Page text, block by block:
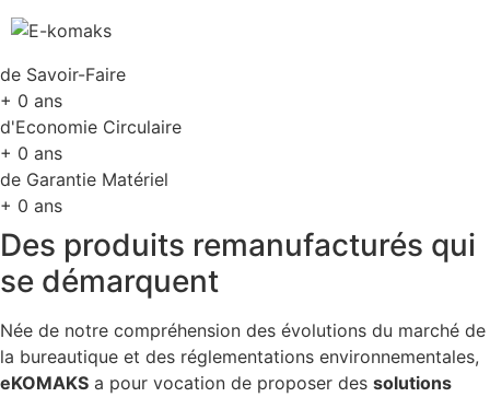
Aller
au
contenu
de Savoir-Faire
+ 0 ans
d'Economie Circulaire
+ 0 ans
de Garantie Matériel
+ 0 ans
Des produits remanufacturés qui
se démarquent
Née de notre compréhension des évolutions du marché de
la bureautique et des réglementations environnementales,
eKOMAKS a pour vocation de proposer des solutions